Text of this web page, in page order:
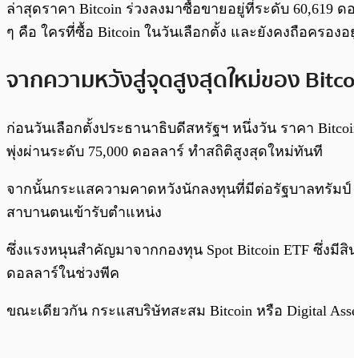
ล่าสุดราคา Bitcoin ร่วงลงมาซื้อขายอยู่ที่ระดับ 60,619
ๆ คือ ใครที่ซื้อ Bitcoin ในวันเลือกตั้ง และยังคงถือครอ
จากความหวังสู่จุดสูงสุดใหม่ของ
ก่อนวันเลือกตั้งประธานาธิบดีสหรัฐฯ หนึ่งวัน ราคา
พุ่งผ่านระดับ 75,000 ดอลลาร์ ทำสถิติสูงสุดใหม่ทันที
จากนั้นกระแสความคาดหวังนักลงทุนที่มีต่อรัฐบาลทรัมป์
สาบานตนเข้ารับตำแหน่ง
ซึ่งแรงหนุนสำคัญมาจากกองทุน Spot Bitcoin ETF ซึ่งมี
ดอลลาร์ในช่วงพีค
ขณะเดียวกัน กระแสบริษัทสะสม Bitcoin หรือ Digital